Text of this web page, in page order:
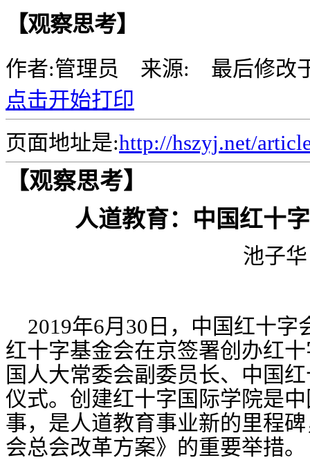
【观察思考】
作者:管理员 来源: 最后修改
点击开始打印
页面地址是:http://hszyj.net/
【观察思考】
人道教育：中国红十
池子华
2019年6月30日，中国红十字
红十字基金会在京签署创办红
国人大常委会副委员长、中国
仪式。 创建红十字国际学院是
事，是人道教育事业新的里程
会总会改革方案》的重要举措。